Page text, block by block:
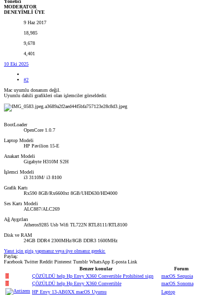
MODERATOR
DENEYİMLİ ÜYE
9 Haz 2017
18,985
9,678
4,401
10 Eki 2025
#2
Mac uyumlu donanım değil.
Uyumlu dahili grafikleri olan işlemciler görseldedir.
BootLoader
OpenCore 1.0.7
Laptop Modeli
HP Pavilion 15-E
Anakart Modeli
Gigabyte H310M S2H
İşlemci Modeli
i3 3110M/ i3 8100
Grafik Kartı
Rx590 8GB/Rx6600xt 8GB/UHD630/HD4000
Ses Kartı Modeli
ALC887/ALC269
Ağ Aygıtları
Atheros9285 Usb Wifi TL722N RTL8111/RTL8100
Disk ve RAM
24GB DDR4 2300MHz/8GB DDR3 1600MHz
Yanıt için giriş yapmanız veya üye olmanız gerekir.
Paylaş:
Facebook Twitter Reddit Pinterest Tumblr WhatsApp E-posta Link
Benzer konular
Forum
H
ÇÖZÜLDÜ help Hp Envy X360 Convertible Prohibited sign
macOS Sequoia
H
ÇÖZÜLDÜ help Hp Envy X360 Convertible
macOS Sonoma
HP Envy 13-AB0XX macOS Uyumu
Laptop